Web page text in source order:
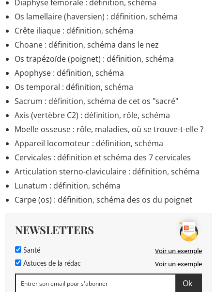
Diaphyse fémorale : définition, schéma
Os lamellaire (haversien) : définition, schéma
Crête iliaque : définition, schéma
Choane : définition, schéma dans le nez
Os trapézoïde (poignet) : définition, schéma
Apophyse : définition, schéma
Os temporal : définition, schéma
Sacrum : définition, schéma de cet os "sacré"
Axis (vertèbre C2) : définition, rôle, schéma
Moelle osseuse : rôle, maladies, où se trouve-t-elle ?
Appareil locomoteur : définition, schéma
Cervicales : définition et schéma des 7 cervicales
Articulation sterno-claviculaire : définition, schéma
Lunatum : définition, schéma
Carpe (os) : définition, schéma des os du poignet
NEWSLETTERS
Santé Voir un exemple
Astuces de la rédac Voir un exemple